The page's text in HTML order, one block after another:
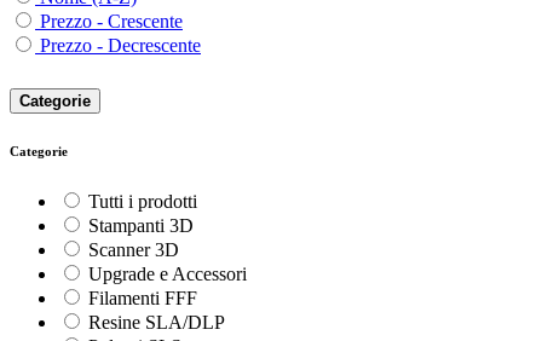
Prezzo - Crescente
Prezzo - Decrescente
Categorie
Categorie
Tutti i prodotti
Stampanti 3D
Scanner 3D
Upgrade e Accessori
Filamenti FFF
Resine SLA/DLP